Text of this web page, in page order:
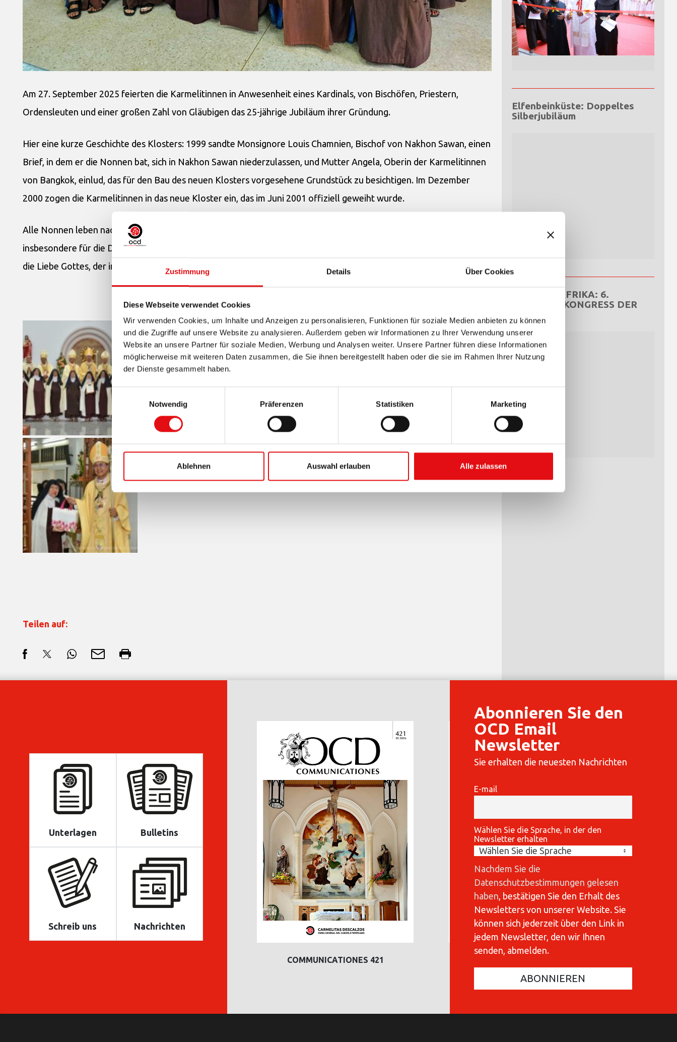
Zustimmung Details Über Cookies
Diese Webseite verwendet Cookies
Wir verwenden Cookies, um Inhalte und Anzeigen zu personalisieren, Funktionen für soziale Medien anbieten zu können
und die Zugriffe auf unsere Website zu analysieren. Außerdem geben wir Informationen zu Ihrer Verwendung unserer
Website an unsere Partner für soziale Medien, Werbung und Analysen weiter. Unsere Partner führen diese Informationen
möglicherweise mit weiteren Daten zusammen, die Sie ihnen bereitgestellt haben oder die sie im Rahmen Ihrer Nutzung
der Dienste gesammelt haben.
Einwilligungsauswahl
Notwendig
Präferenzen Statistiken Marketing
Ablehnen Auswahl erlauben Alle zulassen
Am 27. September 2025 feierten die Karmelitinnen in Anwesenheit eines Kardinals, von Bischöfen, Priestern,
Ordensleuten und einer großen Zahl von Gläubigen das 25-jährige Jubiläum ihrer Gründung.
Hier eine kurze Geschichte des Klosters: 1999 sandte Monsignore Louis Chamnien, Bischof von Nakhon Sawan, einen
Brief, in dem er die Nonnen bat, sich in Nakhon Sawan niederzulassen, und Mutter Angela, Oberin der Karmelitinnen
von Bangkok, einlud, das für den Bau des neuen Klosters vorgesehene Grundstück zu besichtigen. Im Dezember
2000 zogen die Karmelitinnen in das neue Kloster ein, das im Juni 2001 offiziell geweiht wurde.
Alle Nonnen leben nach der Spiritualität der Karmelitinnen und begeben sich in die Einsiedelei, um für die Welt und
insbesondere für die Diözese Nakhon Sawan zu beten. Derzeit gibt es 12 Nonnen. Jeden Tag sehen und erfahren wir
die Liebe Gottes, der immer an unserer Seite ist, uns beschützt und für uns sorgt, damit es uns an nichts fehlt.
Teilen auf:
Elfenbeinküste: Doppeltes
Silberjubiläum
ZENTRALAFRIKA: 6.
NATIONALKONGRESS DER
Unterlagen Bulletins
Schreib uns Nachrichten
COMMUNICATIONES 421
Abonnieren Sie den
OCD Email
Newsletter
Sie erhalten die neuesten Nachrichten
E-mail
Wählen Sie die Sprache, in der den
Newsletter erhalten
Nachdem Sie die
Datenschutzbestimmungen gelesen
haben, bestätigen Sie den Erhalt des
Newsletters von unserer Website. Sie
können sich jederzeit über den Link in
jedem Newsletter, den wir Ihnen
senden, abmelden.